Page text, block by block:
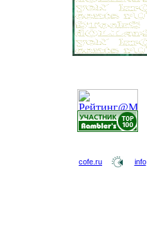
cofe.ru info